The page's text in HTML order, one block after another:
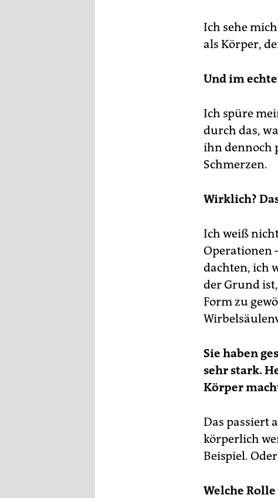
Ich sehe
als Körper,
Und im
Ich spüre
durch das,
ihn dennoch
Schmerzen.
Wirklich?
Ich weiß
Operationen
dachten, ich
der Grund
Form zu
Sie haben
sehr stark.
Körper
Das passiert
körperlich
Beispiel.
Welche